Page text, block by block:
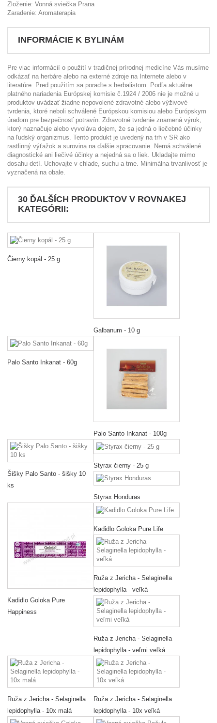
Zloženie: Vonná sviečka Prana
Zaradenie: Aromaterapia
INFORMÁCIE K BYLINÁM
Pre viac informácií o použití v tradičnej prírodnej medicíne Vás musíme
odkázať na herbáre alebo na externé zdroje na Internete alebo v
literatúre. Pred použitím sa poraďte s herbalistom. Podľa aktuálne
platného nariadenia Európskej komisie č.1924 / 2006 nie je možné u
produktov uvádzať žiadne nepovolené zdravotné alebo výživové
tvrdenia, ktoré neboli schválené Európskou komisiou alebo Európskym
úradom pre bezpečnosť potravín. Zdravotné tvrdenie znamená výrok,
ktorý naznačuje alebo vyvoláva dojem, že sa jedná o liečebné účinky
na ľudský organizmus. Tento produkt je uvedený na trh v SR ako
rastlinný výťažok a surovina na ďalšie spracovanie. Nemá schválené
diagnostické ani liečivé účinky a nejedná sa o liek. Ukladajte mimo
dosahu detí. Uchovajte v chlade, suchu a tme. Minimálna trvanlivosť je
vyznačená na obale.
30 ĎALŠÍCH PRODUKTOV V ROVNAKEJ
KATEGÓRII:
Čierny kopál - 25 g
Galbanum - 10 g
Palo Santo Inkanat - 60g
Palo Santo Inkanat - 100g
Šišky Palo Santo - šišky 10
ks
Styrax čierny - 25 g
Styrax Honduras
Kadidlo Goloka Pure
Happiness
Kadidlo Goloka Pure Life
Ruža z Jericha - Selaginella
lepidophylla - veľká
Ruža z Jericha - Selaginella
lepidophylla - veľmi veľká
Ruža z Jericha - Selaginella
lepidophylla - 10x malá
Ruža z Jericha - Selaginella
lepidophylla - 10x veľká